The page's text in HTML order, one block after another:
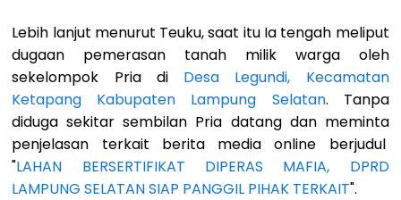
Lebih lanjut menurut Teuku, saat itu Ia tengah meliput
dugaan pemerasan tanah milik warga oleh
sekelompok Pria di Desa Legundi, Kecamatan
Ketapang Kabupaten Lampung Selatan. Tanpa
diduga sekitar sembilan Pria datang dan meminta
penjelasan terkait berita media online berjudul
"LAHAN BERSERTIFIKAT DIPERAS MAFIA, DPRD
LAMPUNG SELATAN SIAP PANGGIL PIHAK TERKAIT".